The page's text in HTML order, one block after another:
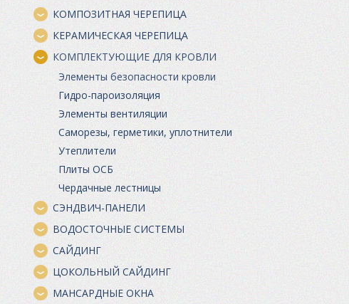
КОМПОЗИТНАЯ ЧЕРЕПИЦА
КЕРАМИЧЕСКАЯ ЧЕРЕПИЦА
КОМПЛЕКТУЮЩИЕ ДЛЯ КРОВЛИ
Элементы безопасности кровли
Гидро-пароизоляция
Элементы вентиляции
Саморезы, герметики, уплотнители
Утеплители
Плиты ОСБ
Чердачные лестницы
СЭНДВИЧ-ПАНЕЛИ
ВОДОСТОЧНЫЕ СИСТЕМЫ
САЙДИНГ
ЦОКОЛЬНЫЙ САЙДИНГ
МАНСАРДНЫЕ ОКНА